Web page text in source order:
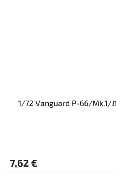
1/72 Vanguard P-66/Mk.1/
7,62 €